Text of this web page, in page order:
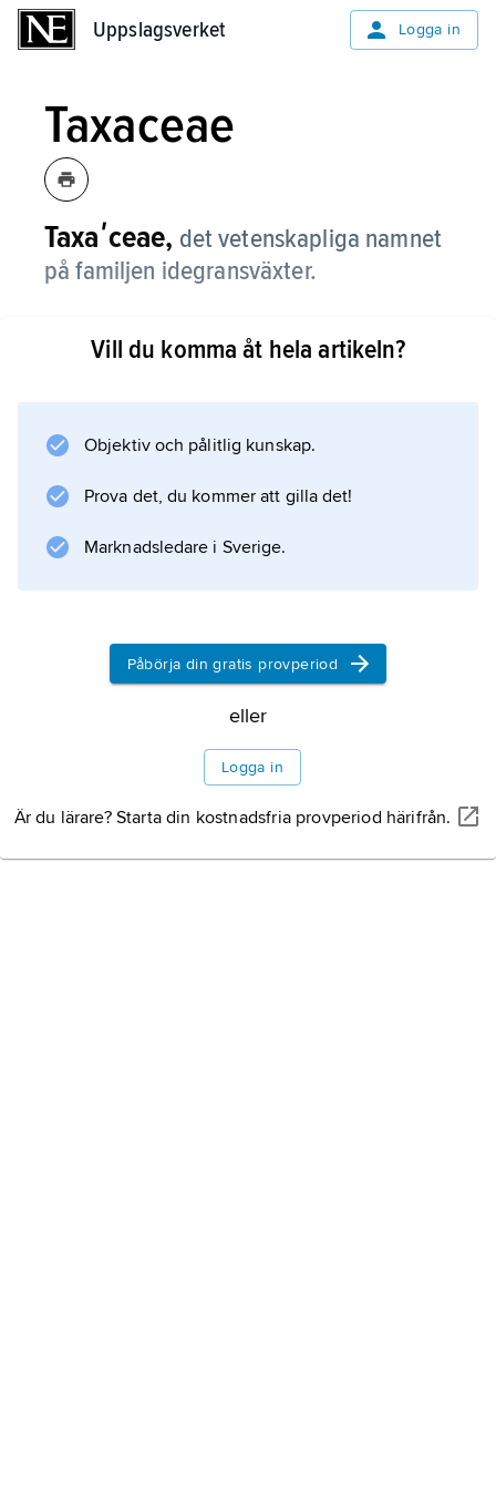
Uppslagsverket Logga in
Taxaceae
Taxaʹceae, det vetenskapliga namnet
på familjen idegransväxter.
Vill du komma åt hela artikeln?
Objektiv och pålitlig kunskap.
Prova det, du kommer att gilla det!
Marknadsledare i Sverige.
Påbörja din gratis provperiod
eller
Logga in
Är du lärare? Starta din kostnadsfria provperiod härifrån.